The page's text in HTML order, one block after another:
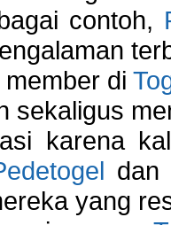
contoh,
di
sekaligus
karena
dan
yang